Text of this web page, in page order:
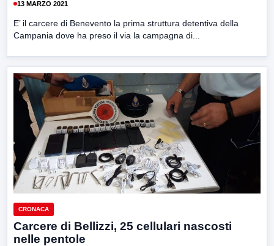
13 MARZO 2021
E’ il carcere di Benevento la prima struttura detentiva della
Campania dove ha preso il via la campagna di...
CRONACA
Carcere di Bellizzi, 25 cellulari nascosti
nelle pentole